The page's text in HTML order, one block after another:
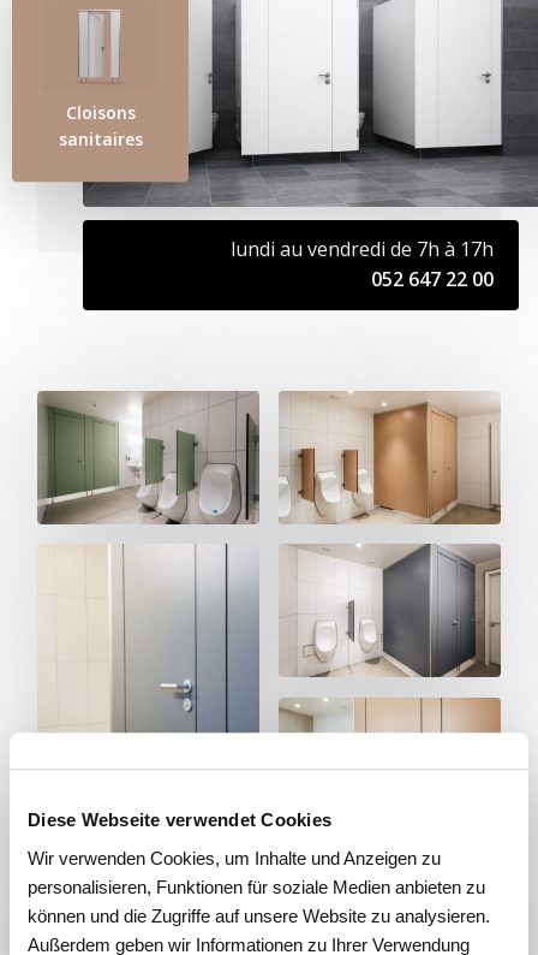
Diese Webseite verwendet Cookies
Wir verwenden Cookies, um Inhalte und Anzeigen zu
personalisieren, Funktionen für soziale Medien anbieten zu
können und die Zugriffe auf unsere Website zu analysieren.
Außerdem geben wir Informationen zu Ihrer Verwendung
Cloisons
sanitaires
lundi au vendredi de 7h à 17h
052 647 22 00